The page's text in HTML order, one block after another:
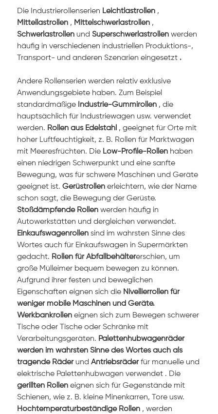
Die Industrierollenserien Leichtlastrollen ,
Mittellastrollen , Mittelschwerlastrollen ,
Schwerlastrollen und Superschwerlastrollen werden
häufig in verschiedenen industriellen Produktions-,
Transport- und anderen Szenarien eingesetzt .
Andere Rollenserien werden relativ exklusive
Anwendungsgebiete haben. Zum Beispiel
standardmäßige Industrie-Gummirollen , die
hauptsächlich für Industriewagen usw. verwendet
werden. Rollen aus Edelstahl , geeignet für Orte mit
hoher Luftfeuchtigkeit, z. B. Rollen für Marktwagen
mit Meeresfrüchten. Die Low-Profile-Rollen haben
einen niedrigen Schwerpunkt und eine sanfte
Bewegung, was für schwere Maschinen und Geräte
geeignet ist. Gerüstrollen erleichtern, wie der Name
schon sagt, die Bewegung der Gerüste.
Stoßdämpfende Rollen werden häufig in
Autowerkstätten und dergleichen verwendet.
Einkaufswagenrollen sind im wahrsten Sinne des
Wortes auch für Einkaufswagen in Supermärkten
gedacht. Rollen für Abfallbehältererschien, um
große Mülleimer bequem bewegen zu können.
Aufgrund ihrer festen und beweglichen
Eigenschaften eignen sich die Nivellierrollen für
weniger mobile Maschinen und Geräte.
Werkbankrollen eignen sich zum Bewegen schwerer
Tische oder Tische oder Schränke mit
Verarbeitungsgeräten. Palettenhubwagenräder
werden im wahrsten Sinne des Wortes auch als
tragende Räderund Antriebsräderfür manuelle und
elektrische Palettenhubwagen verwendet . Die
gerillten Rollen eignen sich für Gegenstände mit
Schienen, wie z. B. kleine Minenkarren, Tore usw.
Hochtemperaturbeständige Rollen , werden